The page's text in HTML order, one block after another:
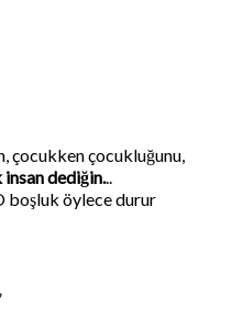
çocukken çocukluğunu,
insan dediğin...
boşluk öylece durur